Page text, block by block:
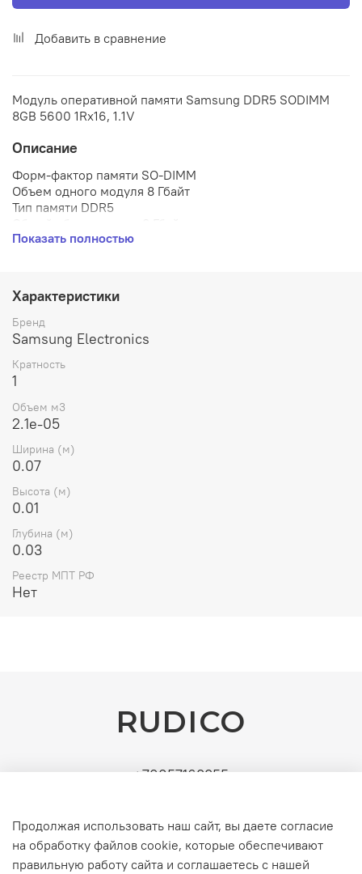
Добавить в сравнение
Модуль оперативной памяти Samsung DDR5 SODIMM
8GB 5600 1Rx16, 1.1V
Описание
Форм-фактор памяти SO-DIMM
Объем одного модуля 8 Гбайт
Тип памяти DDR5
Частота 5600 МГц
Небуферизированная память (UDIMM) Нет
Регистровая память (RDIMM) Нет
Модуль со сниженной нагрузкой (LDRDIMM) Нет
Показать полностью
Характеристики
Бренд
Samsung Electronics
Кратность
1
Объем м3
2.1e-05
Ширина (м)
0.07
Высота (м)
0.01
Глубина (м)
0.03
Реестр МПТ РФ
Нет
+79857163355
УСН (без НДС). Официальные b2b-поставки
серверного и инженерного оборудования
RUDICO
Продолжая использовать наш сайт, вы даете согласие
на обработку файлов cookie, которые обеспечивают
правильную работу сайта и соглашаетесь с нашей